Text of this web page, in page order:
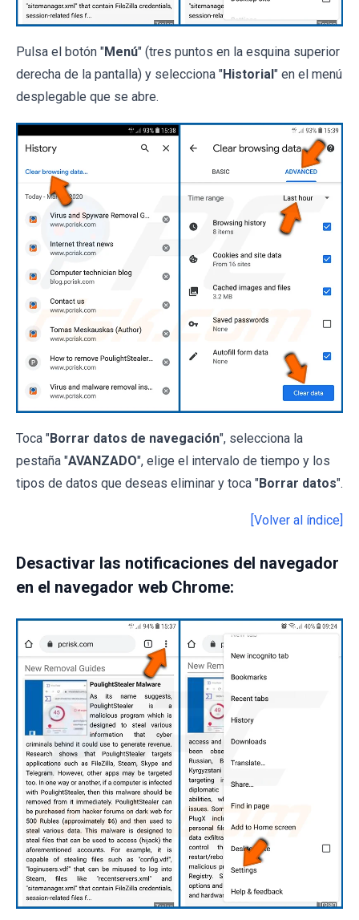
Pulsa el botón "Menú" (tres puntos en la esquina superior
derecha de la pantalla) y selecciona "Historial" en el menú
desplegable que se abre.
Toca "Borrar datos de navegación", selecciona la
pestaña "AVANZADO", elige el intervalo de tiempo y los
tipos de datos que deseas eliminar y toca "Borrar datos".
[Volver al índice]
Desactivar las notificaciones del navegador
en el navegador web Chrome: